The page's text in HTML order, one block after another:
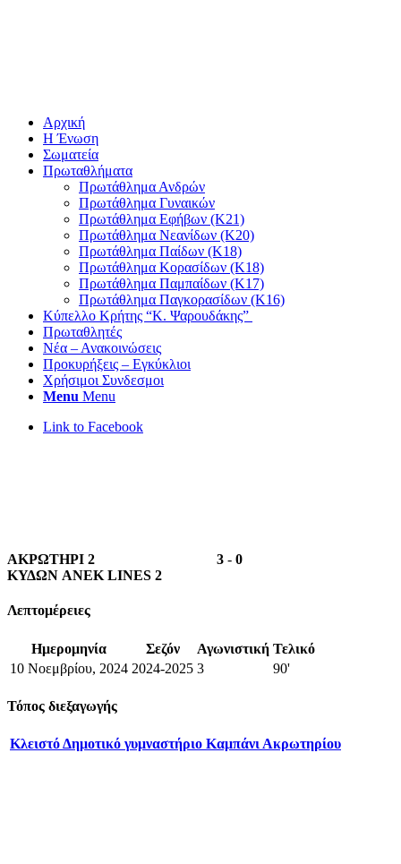
Αρχική
Η Ένωση
Σωματεία
Πρωταθλήματα
Πρωτάθλημα Ανδρών
Πρωτάθλημα Γυναικών
Πρωτάθλημα Εφήβων (Κ21)
Πρωτάθλημα Νεανίδων (Κ20)
Πρωτάθλημα Παίδων (Κ18)
Πρωτάθλημα Κορασίδων (Κ18)
Πρωτάθλημα Παμπαίδων (Κ17)
Πρωτάθλημα Παγκορασίδων (Κ16)
Κύπελλο Κρήτης “Κ. Ψαρουδάκης”
Πρωταθλητές
Νέα – Ανακοινώσεις
Προκυρήξεις – Εγκύκλιοι
Χρήσιμοι Συνδεσμοι
Menu Menu
Link to Facebook
ΑΚΡΩΤΗΡΙ 2 3 - 0
ΚΥΔΩΝ ANEK LINES 2
Λεπτομέρειες
Ημερομηνία Σεζόν Αγωνιστική Τελικό
10 Νοεμβρίου, 2024 2024-2025 3 90'
Τόπος διεξαγωγής
Κλειστό Δημοτικό γυμναστήριο Καμπάνι Ακρωτηρίου